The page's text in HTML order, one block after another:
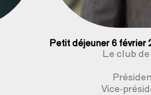
Petit déjeuner 6 février
Le club de
Vice-